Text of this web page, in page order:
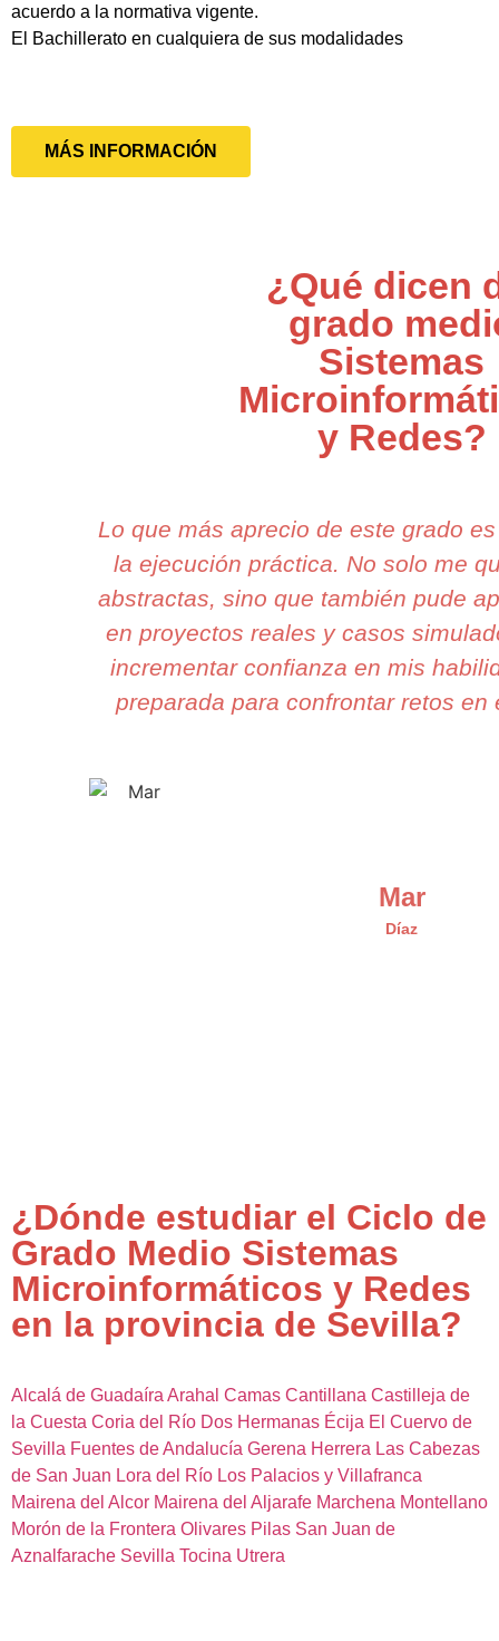
acuerdo a la normativa vigente.
El Bachillerato en cualquiera de sus modalidades
MÁS INFORMACIÓN
¿Qué dicen
grado
Sistemas
y Redes?
Lo que más aprecio de este grado
la ejecución práctica. No solo me
abstractas, sino que también pude
en proyectos reales y casos
incrementar confianza en mis
preparada para confrontar retos en
Mar
Díaz
¿Dónde estudiar el Ciclo de
Grado Medio Sistemas
Microinformáticos y Redes
en la provincia de Sevilla?
Alcalá de Guadaíra Arahal Camas Cantillana Castilleja de
la Cuesta Coria del Río Dos Hermanas Écija El Cuervo de
Sevilla Fuentes de Andalucía Gerena Herrera Las Cabezas
de San Juan Lora del Río Los Palacios y Villafranca
Mairena del Alcor Mairena del Aljarafe Marchena Montellano
Morón de la Frontera Olivares Pilas San Juan de
Aznalfarache Sevilla Tocina Utrera